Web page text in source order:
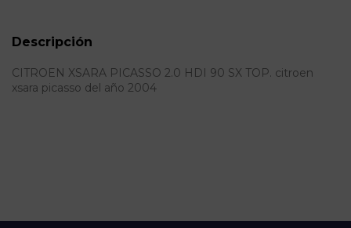
Descripción
CITROEN XSARA PICASSO 2.0 HDI 90 SX TOP. citroen
xsara picasso del año 2004